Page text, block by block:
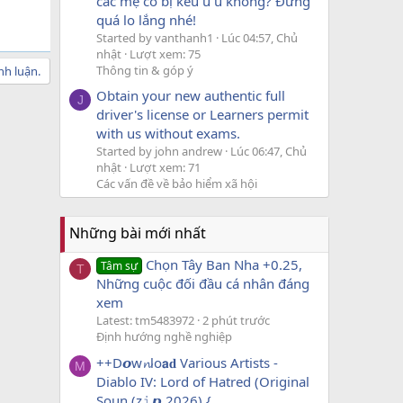
luận.
quá lo lắng nhé!
Started by vanthanh1
Lúc 04:57, Chủ
nhật Lượt xem: 75
Thông tin & góp ý
J
Obtain your new authentic full
driver's license or Learners permit
with us without exams.
Started by john andrew Lúc 06:47, Chủ
nhật Lượt xem: 71
Các vấn đề về bảo hiểm xã hội
Những bài mới nhất
T Tâm sự Chọn Tây Ban Nha +0.25,
Những cuộc đối đầu cá nhân đáng
xem
Latest: tm5483972 2 phút trước
Định hướng nghề nghiệp
M
++D𝙤w𝓷lo𝗮𝐝 Various Artists -
Diablo IV: Lord of Hatred (Original